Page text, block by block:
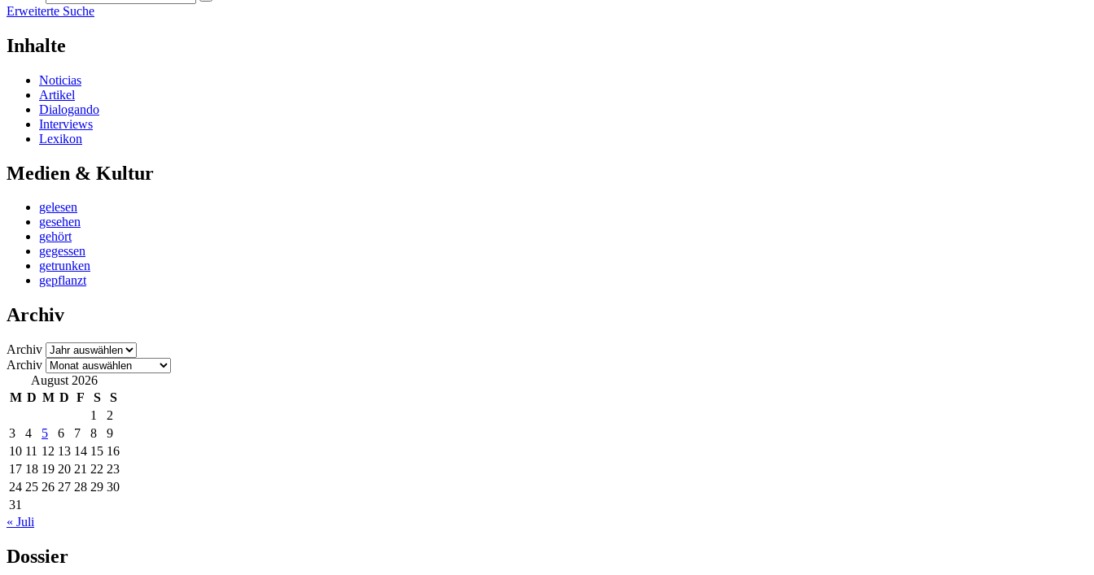
Erweiterte Suche
Inhalte
Noticias
Artikel
Dialogando
Interviews
Lexikon
Medien & Kultur
gelesen
gesehen
gehört
gegessen
getrunken
gepflanzt
Archiv
Archiv
Archiv
August 2026
M D M D F S
S
1
2
3
4 5 6 7 8
9
10 11 12 13 14 15 16
17 18 19 20 21 22 23
24 25 26 27 28 29 30
31
« Juli
Dossier